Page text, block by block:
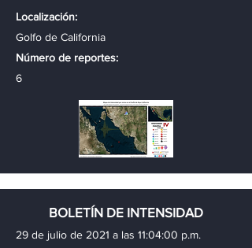
Localización:
Golfo de California
Número de reportes:
6
BOLETÍN DE INTENSIDAD
29 de julio de 2021 a las 11:04:00 p.m.